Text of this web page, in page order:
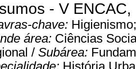
- V
chave:
área: Ciências
/ Subárea:
História